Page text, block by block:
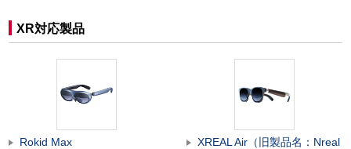
XR対応製品
Rokid Max
XREAL Air（旧製品名：Nreal